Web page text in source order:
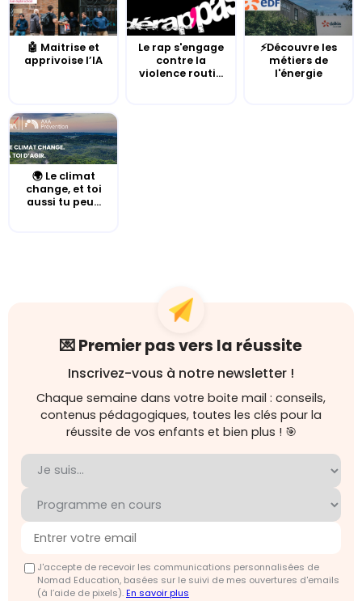
🤖 Maitrise et
apprivoise l’IA
Le rap s'engage
contre la
violence routi...
⚡Découvre les
métiers de
l'énergie
🌍 Le climat
change, et toi
aussi tu peu...
💌 Premier pas vers la réussite
Inscrivez-vous à notre newsletter !
Chaque semaine dans votre boite mail : conseils,
contenus pédagogiques, toutes les clés pour la
réussite de vos enfants et bien plus ! 🎯
J'accepte de recevoir les communications personnalisées de
Nomad Education, basées sur le suivi de mes ouvertures d'emails
(à l’aide de pixels).En savoir plus